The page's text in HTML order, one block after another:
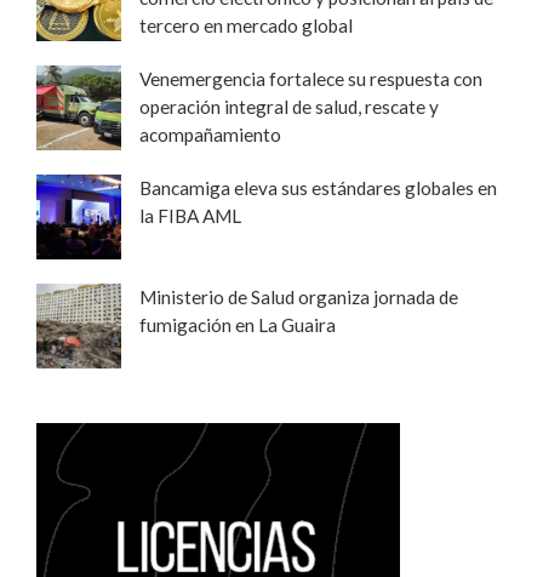
tercero en mercado global
Venemergencia fortalece su respuesta con
operación integral de salud, rescate y
acompañamiento
Bancamiga eleva sus estándares globales en
la FIBA AML
Ministerio de Salud organiza jornada de
fumigación en La Guaira